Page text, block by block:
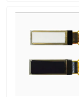
제품
동영상